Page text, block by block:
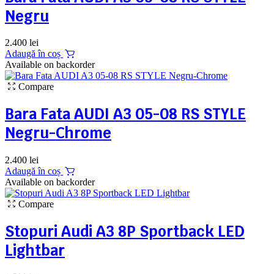
Negru
2.400 lei
Adaugă în coș
Available on backorder
Compare
Bara Fata AUDI A3 05-08 RS STYLE
Negru-Chrome
2.400 lei
Adaugă în coș
Available on backorder
Compare
Stopuri Audi A3 8P Sportback LED
Lightbar